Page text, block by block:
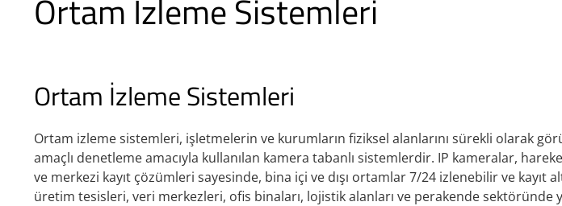
Ortam İzleme Sistemleri
Ortam İzleme Sistemleri
Ortam izleme sistemleri, işletmelerin ve kurumların fiziksel alanlarını sürekli olarak
amaçlı denetleme amacıyla kullanılan kamera tabanlı sistemlerdir. IP kameralar,
ve merkezi kayıt çözümleri sayesinde, bina içi ve dışı ortamlar 7/24 izlenebilir ve kayıt
üretim tesisleri, veri merkezleri, ofis binaları, lojistik alanları ve perakende sektöründe